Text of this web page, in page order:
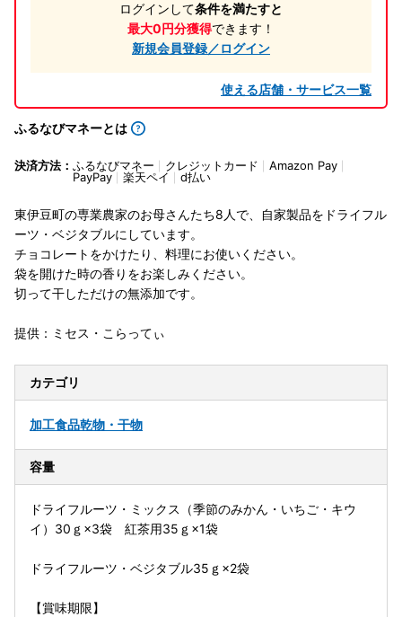
ログインして条件を満たすと
最大0円分獲得できます！
新規会員登録／ログイン
使える店舗・サービス一覧
ふるなびマネーとは
決済方法： ふるなびマネー クレジットカード
Amazon Pay
PayPay
楽天ペイ d払い
東伊豆町の専業農家のお母さんたち8人で、自家製品をドライフル
ーツ・ベジタブルにしています。
チョコレートをかけたり、料理にお使いください。
袋を開けた時の香りをお楽しみください。
切って干しただけの無添加です。
提供：ミセス・こらってぃ
カテゴリ
加工食品乾物・干物
容量
ドライフルーツ・ミックス（季節のみかん・いちご・キウ
イ）30ｇ×3袋 紅茶用35ｇ×1袋
ドライフルーツ・ベジタブル35ｇ×2袋
【賞味期限】